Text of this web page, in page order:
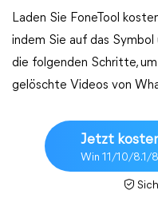
Laden Sie FoneTool
indem Sie auf das
die folgenden Schritte,
gelöschte Videos von
Jetzt
Win 11/10/8.1/